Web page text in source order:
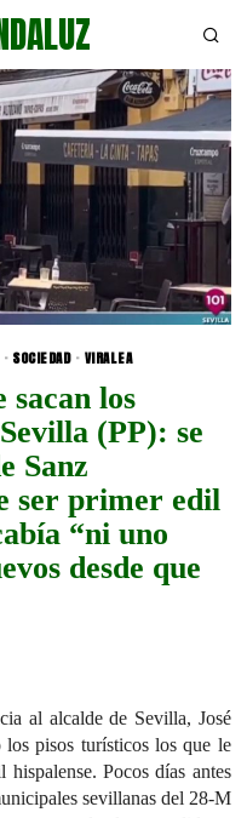
· SOCIEDAD · VIRALEA
sacan los
(PP): se
Sanz
ser primer edil
“ni uno
desde que
al alcalde de Sevilla, José
pisos turísticos los que le
Pocos días antes
sevillanas del 28-M